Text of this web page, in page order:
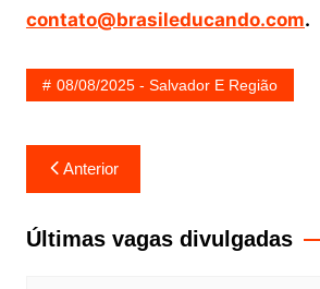
contato@brasileducando.com.
08/08/2025 - Salvador E Região
Navegação
de
Post
Anterior
Últimas vagas divulgadas